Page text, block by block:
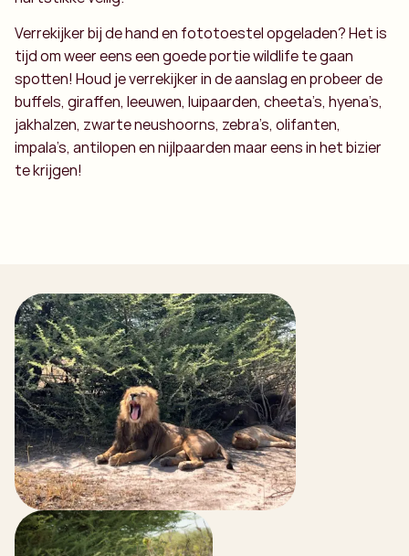
Verrekijker bij de hand en fototoestel opgeladen? Het is
tijd om weer eens een goede portie wildlife te gaan
spotten! Houd je verrekijker in de aanslag en probeer de
buffels, giraffen, leeuwen, luipaarden, cheeta’s, hyena’s,
jakhalzen, zwarte neushoorns, zebra’s, olifanten,
impala’s, antilopen en nijlpaarden maar eens in het bizier
te krijgen!